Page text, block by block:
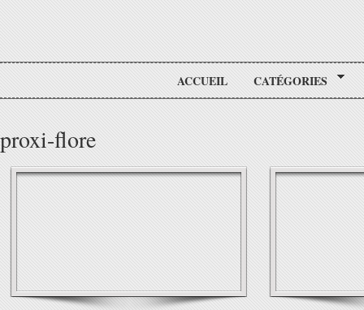
ACCUEIL CATÉGORIES
proxi-flore